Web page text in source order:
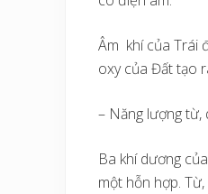
Âm khí của Trái
oxy của Đất tạo
– Năng lượng từ,
Ba khí dương
một hỗn hợp.